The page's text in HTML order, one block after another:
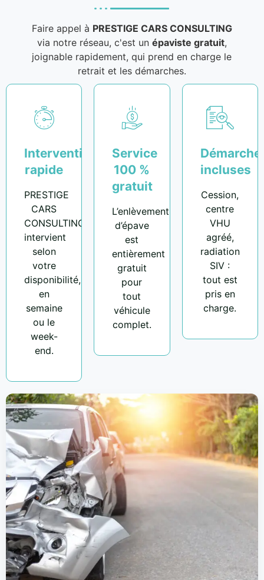
Faire appel à PRESTIGE CARS CONSULTING
via notre réseau, c'est un épaviste gratuit,
joignable rapidement, qui prend en charge le
retrait et les démarches.
Intervention
rapide
PRESTIGE
CARS
CONSULTING
intervient
selon
votre
disponibilité,
en
semaine
ou le
week-
end.
Service
100 %
gratuit
L’enlèvement
d’épave
est
entièrement
gratuit
pour
tout
véhicule
complet.
incluses
Cession,
centre
VHU
agréé,
radiation
SIV :
tout est
pris en
charge.